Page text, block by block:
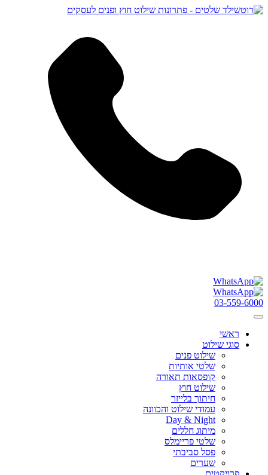
03-559-6000
ראשי
סוגי שילוט
שילוט פנים
שלטי אותיות
קופסאות תאורה
שילוט חוץ
חיתוך בלייזר
עמודי שילוט והכוונה
Day & Night
מיתוג חללים
שלטי פריימלס
פסל סביבתי
שערים